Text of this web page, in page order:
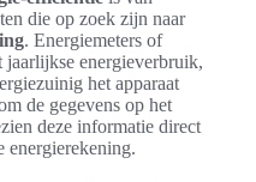
die op zoek zijn naar
. Energiemeters of
jaarlijkse energieverbruik,
het apparaat
de gegevens op het
deze informatie direct
energierekening.